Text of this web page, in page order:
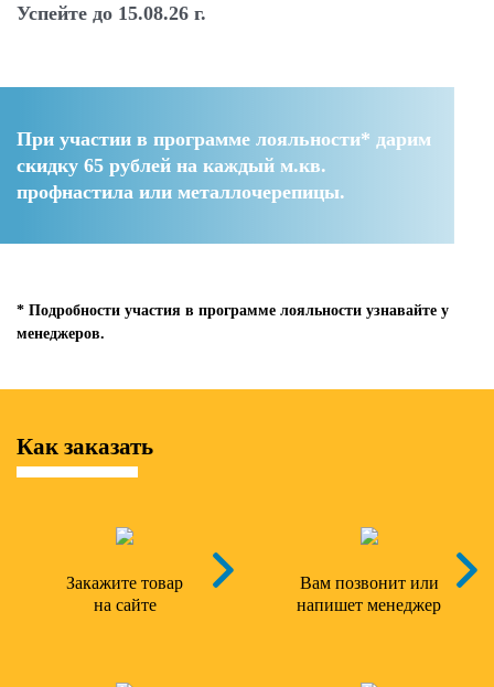
Успейте до 15.08.26 г.
При участии в программе лояльности* дарим
скидку 65 рублей на каждый м.кв.
профнастила или металлочерепицы.
* Подробности участия в программе лояльности узнавайте у
менеджеров.
Как заказать
Закажите товар
на сайте
Вам позвонит или
напишет менеджер